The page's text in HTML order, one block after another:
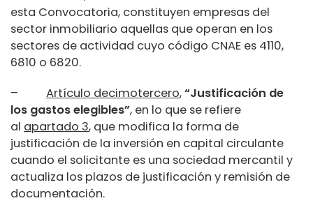
esta Convocatoria, constituyen empresas del
sector inmobiliario aquellas que operan en los
sectores de actividad cuyo código CNAE es 4110,
6810 o 6820.
– Artículo decimotercero,“Justificación de
los gastos elegibles”, en lo que se refiere
al apartado 3, que modifica la forma de
justificación de la inversión en capital circulante
cuando el solicitante es una sociedad mercantil y
actualiza los plazos de justificación y remisión de
documentación.